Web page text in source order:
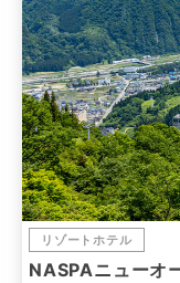
リゾートホテル
NASPAニューオ